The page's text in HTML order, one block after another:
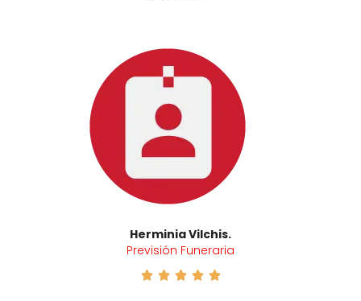
Herminia Vilchis.
Previsión Funeraria
    